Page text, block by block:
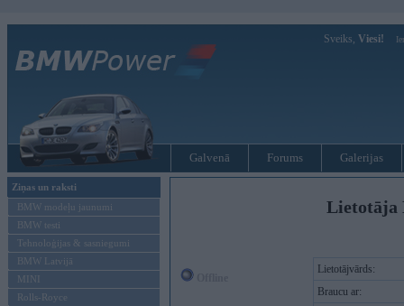
Sveiks, Viesi!
Galvenā Forums Galerijas
Ziņas un raksti
BMW modeļu jaunumi
BMW testi
Tehnoloģijas & sasniegumi
BMW Latvijā
MINI
Rolls-Royce
Lietotāja
Lietotājvārds:
Braucu ar: